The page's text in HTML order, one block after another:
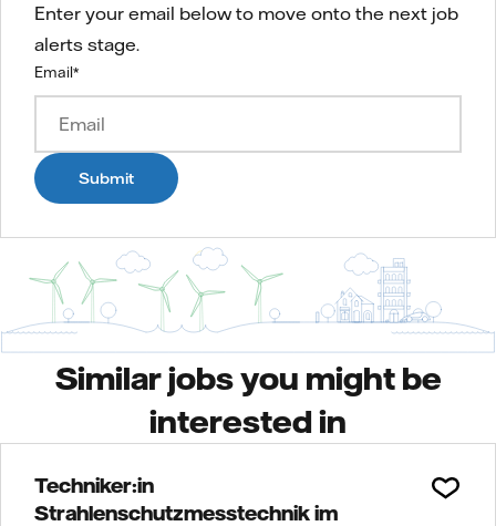
Enter your email below to move onto the next job
alerts stage.
Email*
Submit
Similar jobs you might be
interested in
Techniker:in
Strahlenschutzmesstechnik im